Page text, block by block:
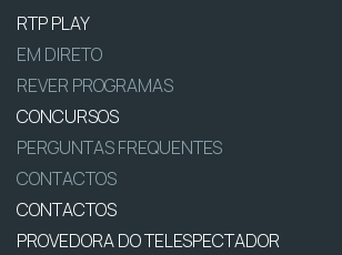
RTP PLAY
EM DIRETO
REVER PROGRAMAS
CONCURSOS
PERGUNTAS FREQUENTES
CONTACTOS
CONTACTOS
PROVEDORA DO TELESPECTADOR